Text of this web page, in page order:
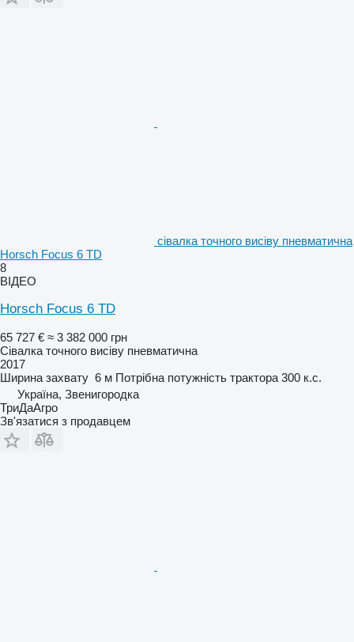
сівалка точного висіву пневматична
Horsch Focus 6 TD
8
ВІДЕО
Horsch Focus 6 TD
65 727 € ≈ 3 382 000 грн
Сівалка точного висіву пневматична
2017
Ширина захвату 6 м Потрібна потужність трактора 300 к.с.
Україна, Звенигородка
ТриДаАгро
Зв'язатися з продавцем